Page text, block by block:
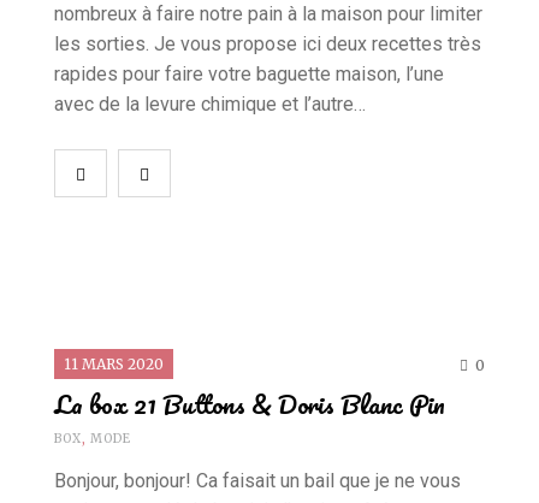
nombreux à faire notre pain à la maison pour limiter
les sorties. Je vous propose ici deux recettes très
rapides pour faire votre baguette maison, l’une
avec de la levure chimique et l’autre…
11 MARS 2020 0
La box 21 Buttons & Doris Blanc Pin
BOX MODE
Bonjour, bonjour! Ca faisait un bail que je ne vous